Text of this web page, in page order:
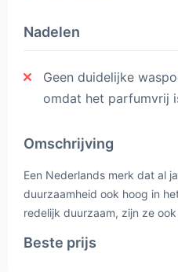
Nadelen
Geen duidelijke
omdat het parfumvrij
Omschrijving
Een Nederlands merk dat al
duurzaamheid ook hoog in
redelijk duurzaam, zijn ze
Beste prijs